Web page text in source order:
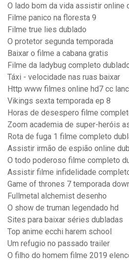
O lado bom da vida assistir online
Filme panico na floresta 9
Filme true lies dublado
O protetor segunda temporada
Baixar o filme a cabana gratis
Filme da ladybug completo
Táxi - velocidade nas ruas baixar
Http www filmes online hd7 cc
Vikings sexta temporada ep 8
Horas de desespero filme
Zoom academia de super-heróis
Rota de fuga 1 filme completo
Assistir irmão de espião online
O todo poderoso filme completo
Assistir filme infidelidade
Game of thrones 7 temporada
Fullmetal alchemist desenho
O show de truman legendado hd
Sites para baixar séries dubladas
Top anime ecchi harem school
Um refugio no passado trailer
O filho do homem filme 2019